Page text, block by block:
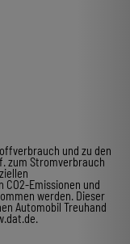
und zu den
zum Stromverbrauch
Emissionen und
werden. Dieser
Automobil Treuhand